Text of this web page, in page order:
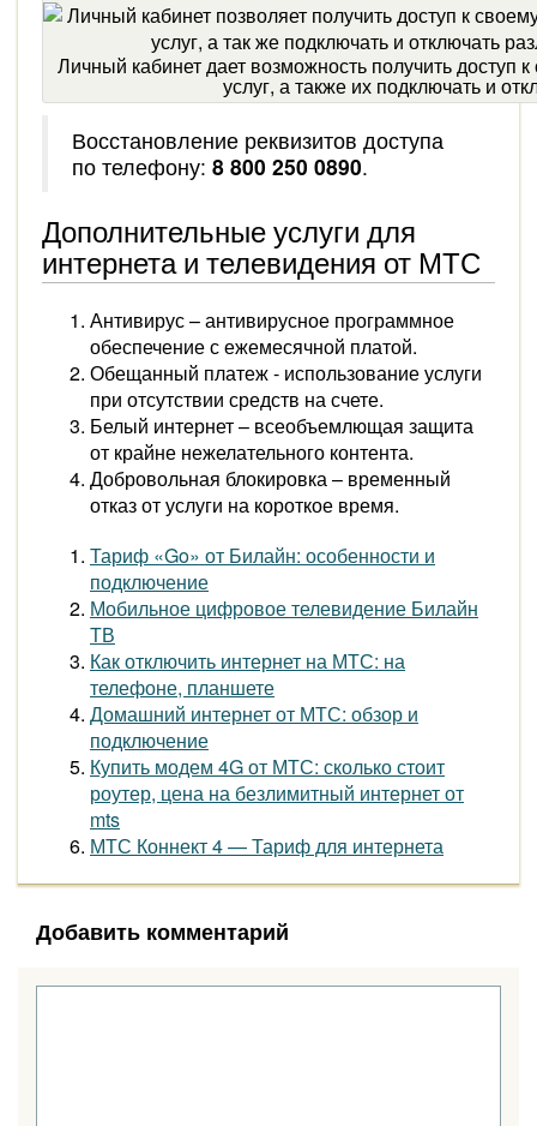
Личный кабинет дает возможность получить доступ к
услуг, а также их подключать и
Восстановление реквизитов доступа
по телефону: 8 800 250 0890.
Дополнительные услуги для
интернета и телевидения от МТС
Антивирус – антивирусное программное
обеспечение с ежемесячной платой.
Обещанный платеж - использование услуги
при отсутствии средств на счете.
Белый интернет – всеобъемлющая защита
от крайне нежелательного контента.
Добровольная блокировка – временный
отказ от услуги на короткое время.
Тариф «Go» от Билайн: особенности и
подключение
Мобильное цифровое телевидение Билайн
ТВ
Как отключить интернет на МТС: на
телефоне, планшете
Домашний интернет от МТС: обзор и
подключение
Купить модем 4G от МТС: сколько стоит
роутер, цена на безлимитный интернет от
mts
МТС Коннект 4 — Тариф для интернета
Добавить комментарий